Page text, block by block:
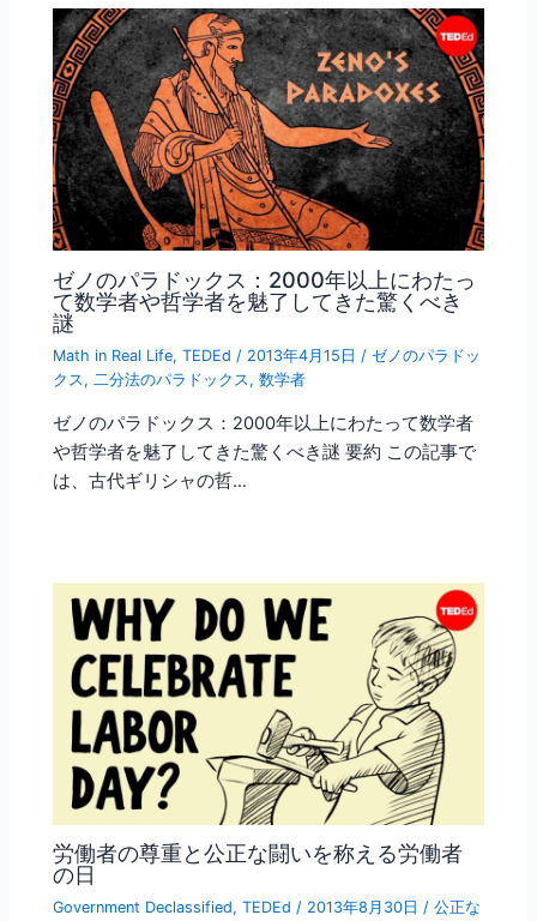
ゼノのパラドックス：2000年以上にわたっ
て数学者や哲学者を魅了してきた驚くべき
謎
Math in Real Life,TEDEd / 2013年4月15日 /ゼノのパラドッ
クス , 二分法のパラドックス ,数学者
ゼノのパラドックス：2000年以上にわたって数学者
や哲学者を魅了してきた驚くべき謎 要約 この記事で
は、古代ギリシャの哲…
労働者の尊重と公正な闘いを称える労働者
の日
Government Declassified,TEDEd / 2013年8月30日/公正な